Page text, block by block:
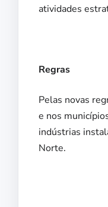
atividades
Regras
Pelas novas
e nos
indústrias
Norte.